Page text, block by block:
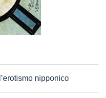
nipponico